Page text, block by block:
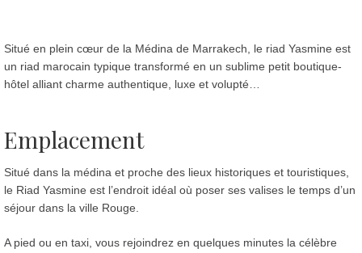
Situé en plein cœur de la Médina de Marrakech, le riad Yasmine est
un riad marocain typique transformé en un sublime petit boutique-
hôtel alliant charme authentique, luxe et volupté…
Emplacement
Situé dans la médina et proche des lieux historiques et touristiques,
le Riad Yasmine est l’endroit idéal où poser ses valises le temps d’un
séjour dans la ville Rouge.
A pied ou en taxi, vous rejoindrez en quelques minutes la célèbre